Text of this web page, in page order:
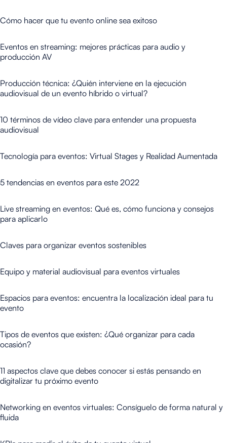
Cómo hacer que tu evento online sea exitoso
Eventos en streaming: mejores prácticas para audio y
producción AV
Producción técnica: ¿Quién interviene en la ejecución
audiovisual de un evento híbrido o virtual?
10 términos de vídeo clave para entender una propuesta
audiovisual
Tecnología para eventos: Virtual Stages y Realidad Aumentada
5 tendencias en eventos para este 2022
Live streaming en eventos: Qué es, cómo funciona y consejos
para aplicarlo
Claves para organizar eventos sostenibles
Equipo y material audiovisual para eventos virtuales
Espacios para eventos: encuentra la localización ideal para tu
evento
Tipos de eventos que existen: ¿Qué organizar para cada
ocasión?
11 aspectos clave que debes conocer si estás pensando en
digitalizar tu próximo evento
Networking en eventos virtuales: Consíguelo de forma natural y
fluida